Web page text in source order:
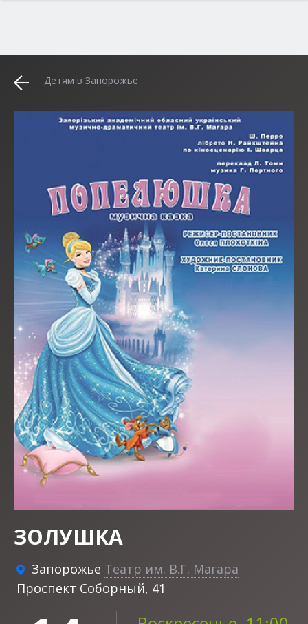
Детям в Запорожье
ЗОЛУШКА
Запорожье Театр им. В.Г. Магара
Проспект Соборный, 41